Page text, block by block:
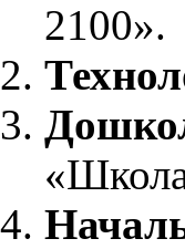
2100».